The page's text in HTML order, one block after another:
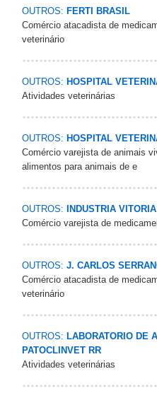
OUTROS: FERTI BRASIL
Comércio atacadista de
veterinário
OUTROS: HOSPITAL
Atividades veterinárias
OUTROS: HOSPITAL
Comércio varejista de animais
alimentos para animais de e
OUTROS:
INDUSTRIA
Comércio varejista de
OUTROS: J. CARLOS
Comércio atacadista de
veterinário
OUTROS: LABORATORIO DE
PATOCLINVET RR
Atividades veterinárias